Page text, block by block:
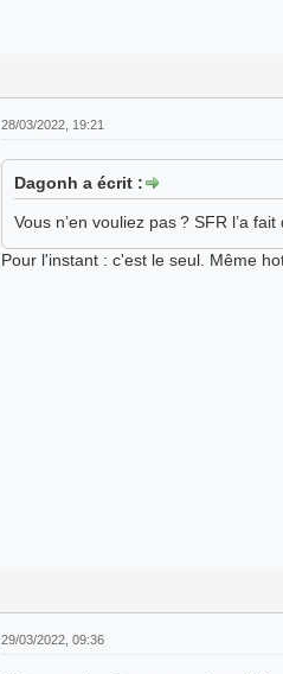
28/03/2022, 19:21
Dagonh a écrit :
Vous n’en vouliez pas ? SFR l’a
Pour l'instant : c'est le seul. Même
29/03/2022, 09:36